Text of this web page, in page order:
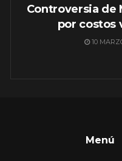
Controversia de
por costos
10
Menú